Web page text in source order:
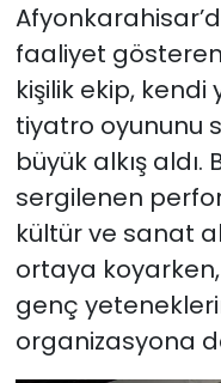
faaliyet
kişilik ekip, kendi
tiyatro oyununu
büyük alkış aldı.
sergilenen
kültür ve sanat
ortaya koyarken,
genç
organizasyona